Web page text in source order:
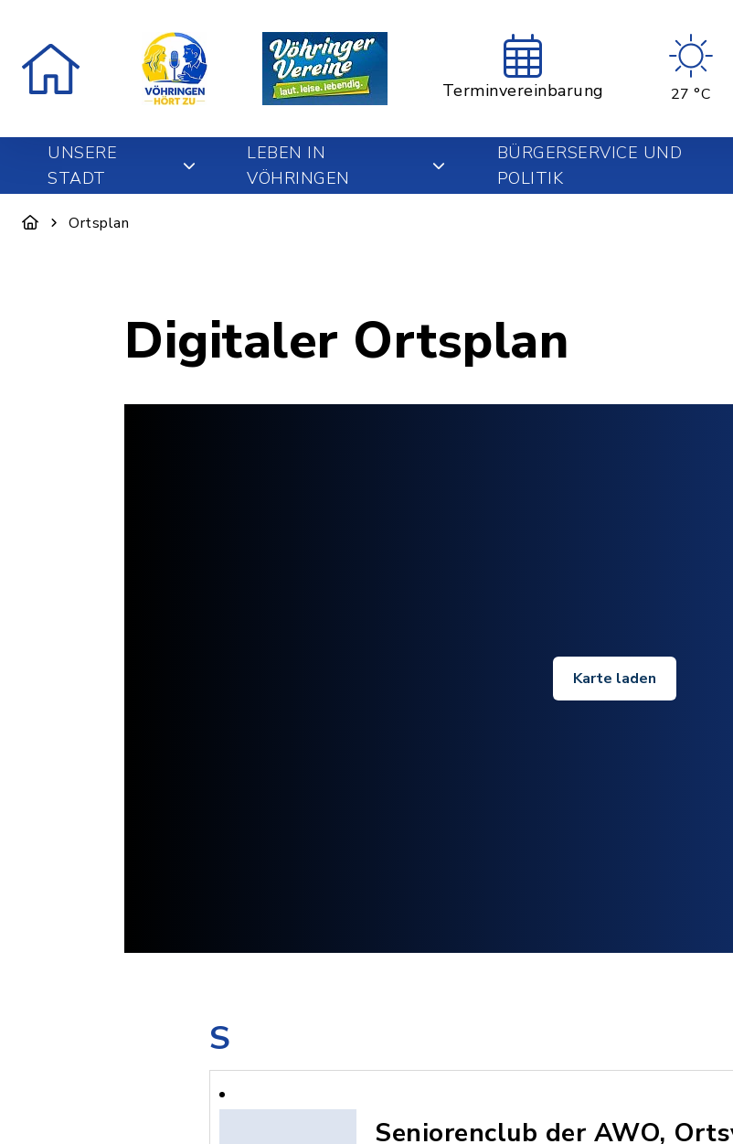
Terminvereinbarung 27 °C
UNSERE
STADT
LEBEN IN
VÖHRINGEN
BÜRGERSERVICE UND
POLITIK
Ortsplan
Digitaler Ortsplan
Karte laden
S
Seniorenclub der AWO,